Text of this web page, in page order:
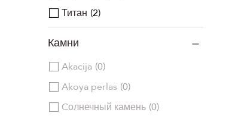
Титан 2
Камни
Akacija 0
Akoya perlas 0
Cолнечный камень 0